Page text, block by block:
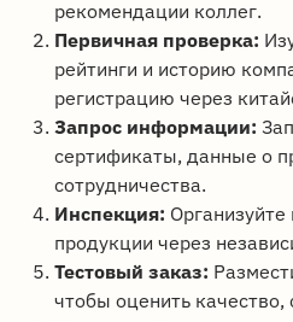
рекомендации коллег.
Первичная проверка:
рейтинги и историю
регистрацию через
Запрос информации:
сертификаты, данные о
сотрудничества.
Инспекция:
продукции через
Тестовый заказ:
чтобы оценить